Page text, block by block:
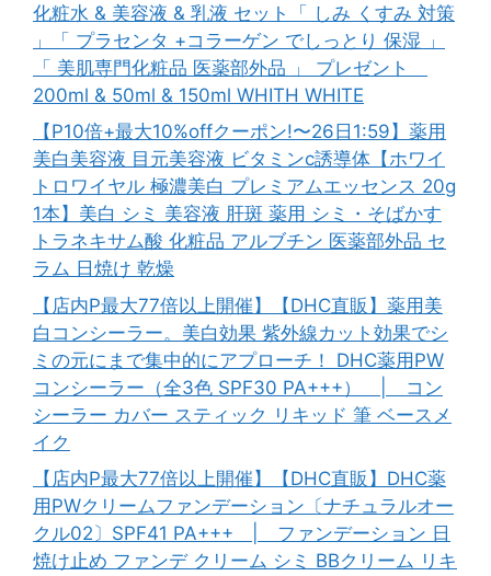
化粧水 & 美容液 & 乳液 セット「 しみ くすみ 対策
」「 プラセンタ +コラーゲン でしっとり 保湿 」
「 美肌専門化粧品 医薬部外品 」 プレゼント
200ml & 50ml & 150ml WHITH WHITE
【P10倍+最大10%offクーポン!〜26日1:59】薬用
美白美容液 目元美容液 ビタミンc誘導体【ホワイ
トロワイヤル 極濃美白 プレミアムエッセンス 20g
1本】美白 シミ 美容液 肝斑 薬用 シミ・そばかす
トラネキサム酸 化粧品 アルブチン 医薬部外品 セ
ラム 日焼け 乾燥
【店内P最大77倍以上開催】【DHC直販】薬用美
白コンシーラー。美白効果 紫外線カット効果でシ
ミの元にまで集中的にアプローチ！ DHC薬用PW
コンシーラー（全3色 SPF30 PA+++） | コン
シーラー カバー スティック リキッド 筆 ベースメ
イク
【店内P最大77倍以上開催】【DHC直販】DHC薬
用PWクリームファンデーション〔ナチュラルオー
クル02〕SPF41 PA+++ | ファンデーション 日
焼け止め ファンデ クリーム シミ BBクリーム リキ